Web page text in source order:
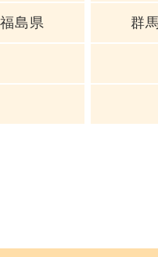
福島県 群